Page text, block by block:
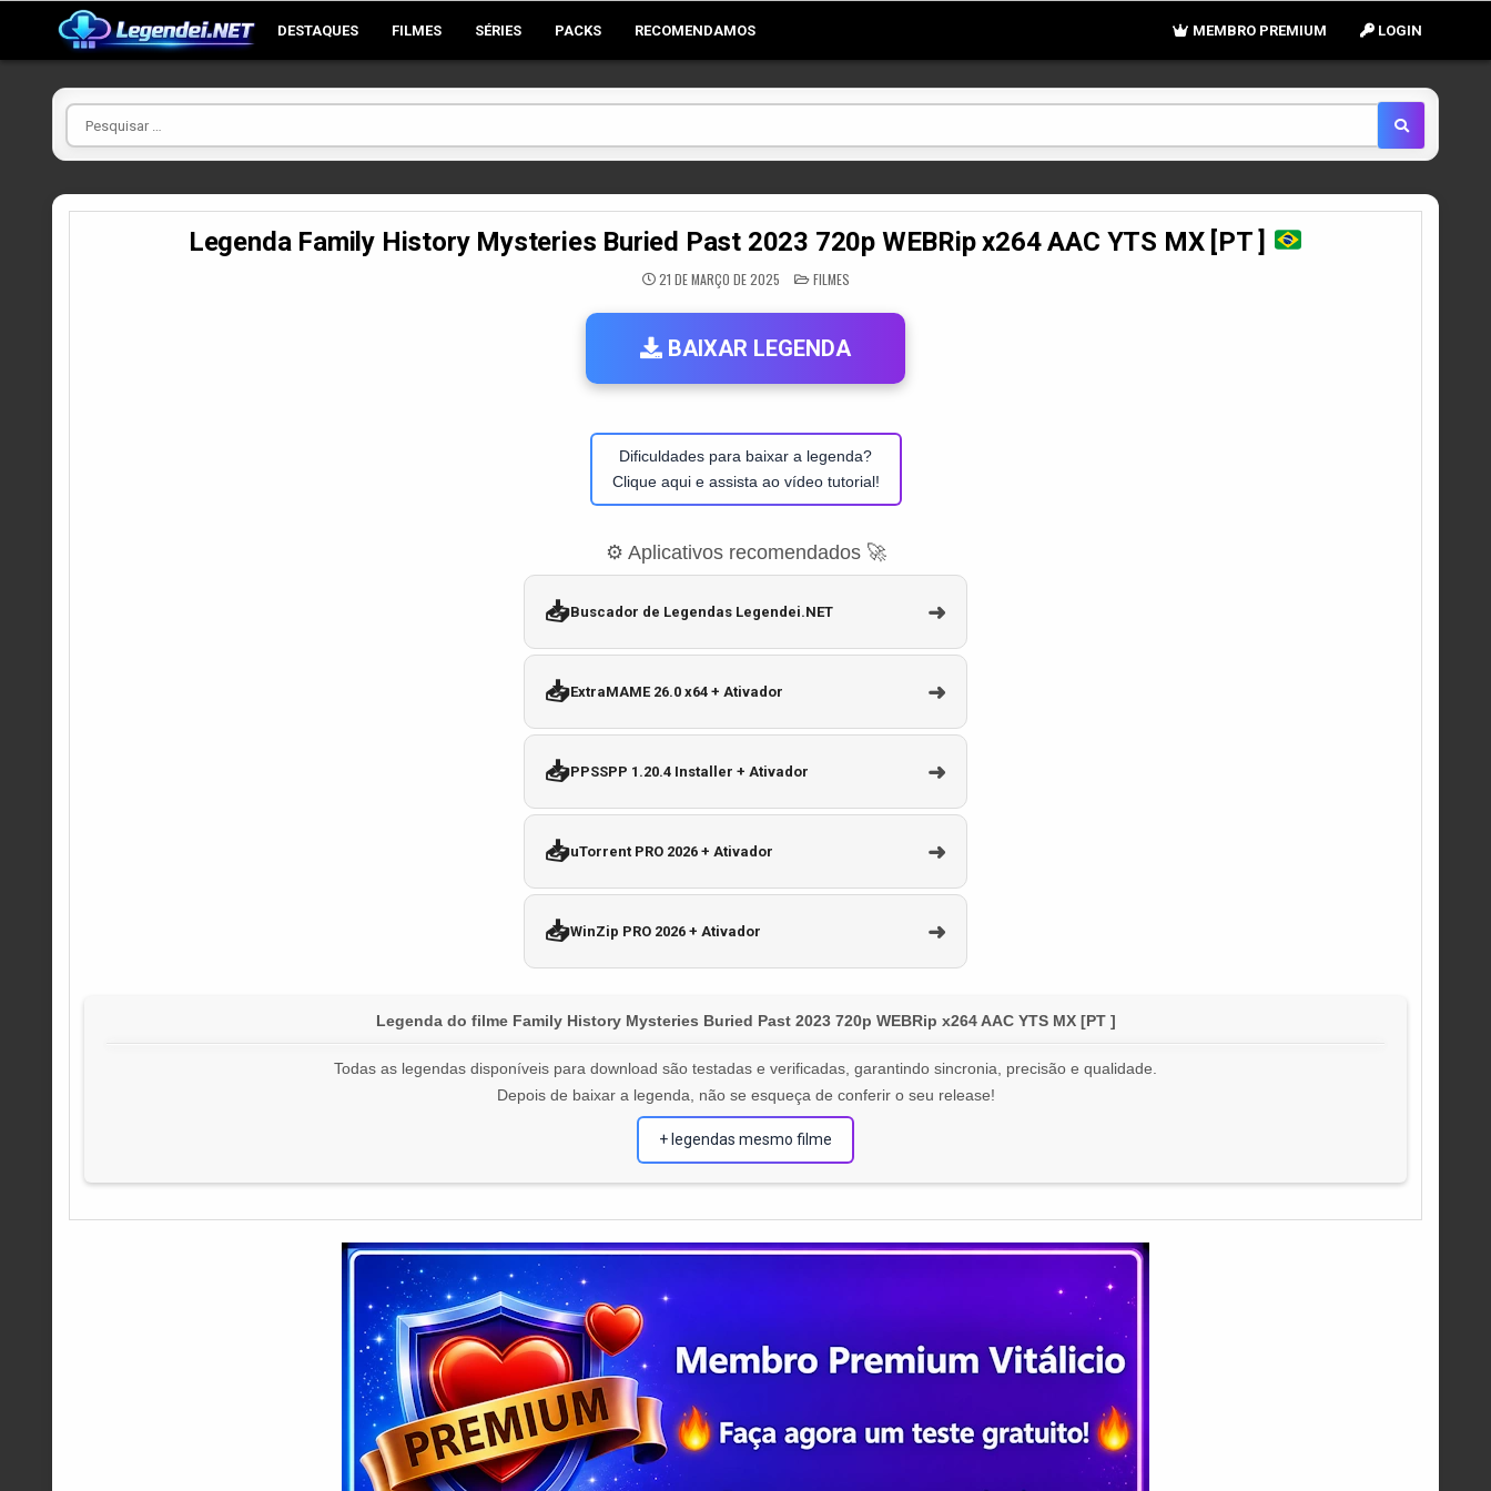
DESTAQUES FILMES SÉRIES PACKS RECOMENDAMOS LOGIN
MEMBRO PREMIUM
Pesquisar
por
Legenda Family History Mysteries Buried Past 2023 720p WEBRip x264 AAC YTS MX [PT ]
21 DE MARÇO DE 2025 POSTED
IN
FILMES
BAIXAR LEGENDA
Dificuldades para baixar a legenda?
Clique aqui e assista ao vídeo tutorial!
⚙️ Aplicativos recomendados 🚀
📥Buscador de Legendas Legendei.NET ➜
📥ExtraMAME 26.0 x64 + Ativador ➜
📥PPSSPP 1.20.4 Installer + Ativador ➜
📥uTorrent PRO 2026 + Ativador ➜
📥WinZip PRO 2026 + Ativador ➜
Legenda do filme Family History Mysteries Buried Past 2023 720p WEBRip x264 AAC YTS MX [PT ]
Todas as legendas disponíveis para download são testadas e verificadas, garantindo sincronia, precisão e qualidade.
Depois de baixar a legenda, não se esqueça de conferir o seu release!
+ legendas mesmo filme